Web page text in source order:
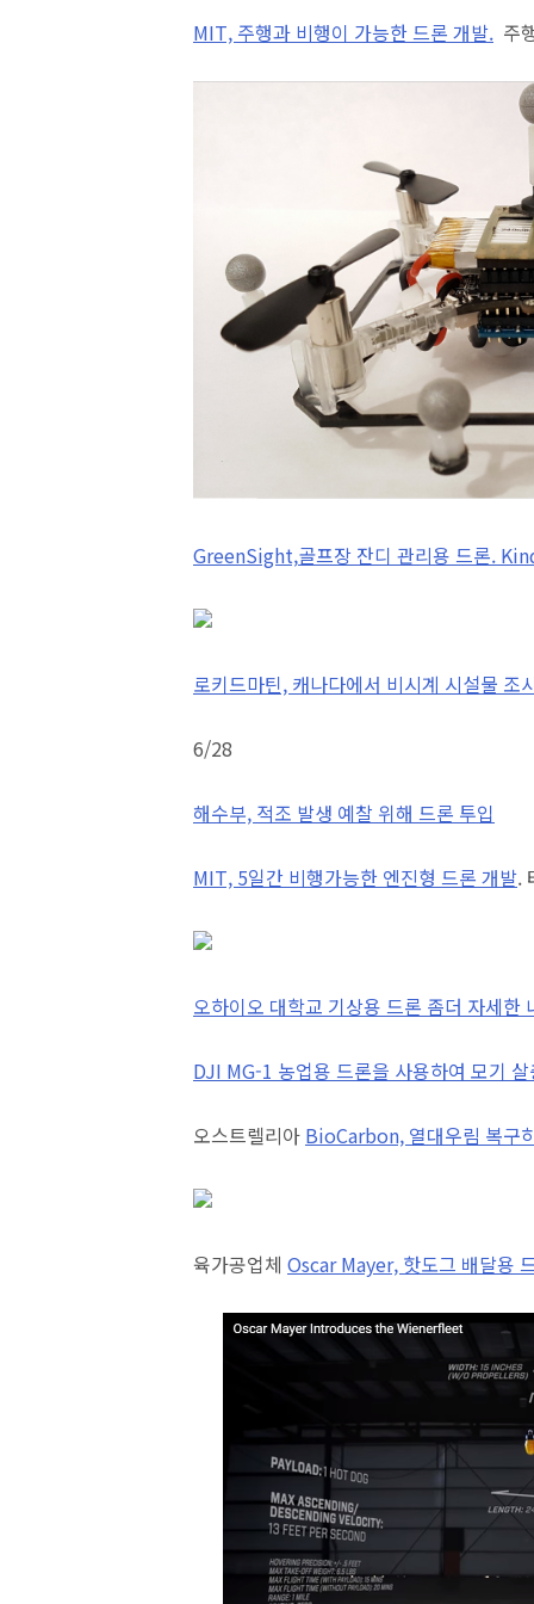
MIT, 주행과 비행이 가능한 드론 개발. 주
GreenSight,골프장 잔디 관리용 드론.
로키드마틴, 캐나다에서 비시계 시설물 조
6/28
해수부, 적조 발생 예찰 위해 드론 투입
MIT, 5일간 비행가능한 엔진형 드론 개발.
오하이오 대학교 기상용 드론 좀더 자세한
DJI MG-1 농업용 드론을 사용하여 모기
오스트렐리아 BioCarbon, 열대우림 복구
육가공업체 Oscar Mayer, 핫도그 배달용